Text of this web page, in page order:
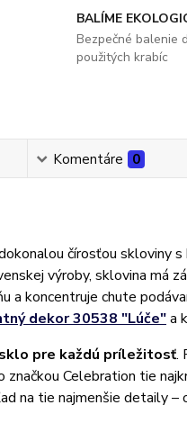
BALÍME
Bezpečné balenie
použitých krabíc
Komentáre 0
čírosťou skloviny
výroby, sklovina má
koncentruje chute
dekor 30538 "Lúče"a
pre každú príležitosť.
Celebration tie
na tie najmenšie detaily